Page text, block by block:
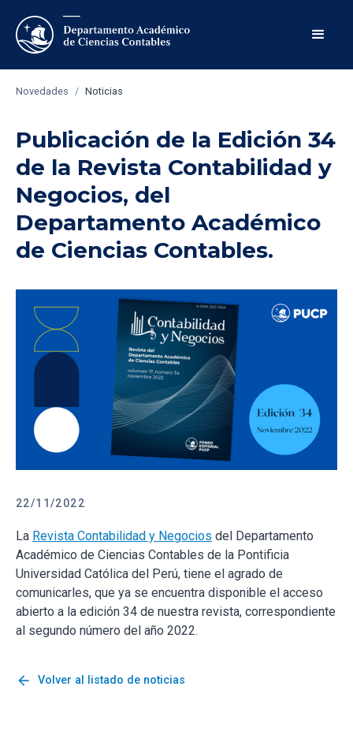
Novedades / Noticias
Publicación de la Edición 34
de la Revista Contabilidad y
Negocios, del
Departamento Académico
de Ciencias Contables.
22/11/2022
La Revista Contabilidad y Negocios del Departamento
Académico de Ciencias Contables de la Pontificia
Universidad Católica del Perú, tiene el agrado de
comunicarles, que ya se encuentra disponible el acceso
abierto a la edición 34 de nuestra revista, correspondiente
al segundo número del año 2022.
arrow_back Volver al listado de noticias